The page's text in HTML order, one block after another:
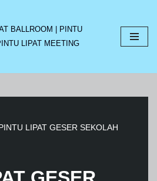
BALLROOM | PINTU
LIPAT MEETING
LIPAT GESER SEKOLAH